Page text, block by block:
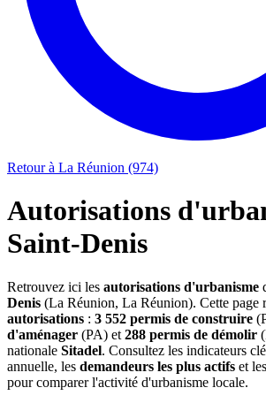
Retour à La Réunion (974)
Autorisations
Saint-Denis
Retrouvez ici les autorisations d'urbanisme
Denis (La Réunion, La Réunion). Cette page
autorisations : 3 552 permis de construire
d'aménager (PA) et 288 permis de démolir
nationale Sitadel. Consultez les indicateurs
annuelle, les demandeurs les plus actifs et les
pour comparer l'activité d'urbanisme locale.